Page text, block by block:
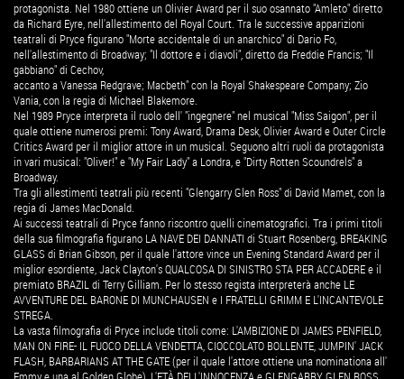
protagonista. Nel 1980 ottiene un Olivier Award per il suo osannato "Amleto" diretto
da Richard Eyre, nell'allestimento del Royal Court. Tra le successive apparizioni
teatrali di Pryce figurano "Morte accidentale di un anarchico" di Dario Fo,
nell'allestimento di Broadway; "Il dottore e i diavoli", diretto da Freddie Francis; "Il
gabbiano" di Cechov,
accanto a Vanessa Redgrave; Macbeth" con la Royal Shakespeare Company; Zio
Vania, con la regia di Michael Blakemore.
Nel 1989 Pryce interpreta il ruolo dell' "ingegnere" nel musical "Miss Saigon", per il
quale ottiene numerosi premi: Tony Award, Drama Desk, Olivier Award e Outer Circle
Critics Award per il miglior attore in un musical. Seguono altri ruoli da protagonista
in vari musical: "Oliver!" e "My Fair Lady" a Londra, e "Dirty Rotten Scoundrels" a
Broadway.
Tra gli allestimenti teatrali più recenti "Glengarry Glen Ross" di David Mamet, con la
regia di James MacDonald.
Ai successi teatrali di Pryce fanno riscontro quelli cinematografici. Tra i primi titoli
della sua filmografia figurano LA NAVE DEI DANNATI di Stuart Rosenberg, BREAKING
GLASS di Brian Gibson, per il quale l'attore vince un Evening Standard Award per il
miglior esordiente, Jack Clayton's QUALCOSA DI SINISTRO STA PER ACCADERE e il
premiato BRAZIL di Terry Gilliam. Per lo stesso regista interpreterà anche LE
AVVENTURE DEL BARONE DI MUNCHAUSEN e I FRATELLI GRIMM E L'INCANTEVOLE
STREGA.
La vasta filmografia di Pryce include titoli come: L'AMBIZIONE DI JAMES PENFIELD,
MAN ON FIRE- IL FUOCO DELLA VENDETTA, CIOCCOLATO BOLLENTE, JUMPIN' JACK
FLASH, BARBARIANS AT THE GATE (per il quale l'attore ottiene una nominationa all'